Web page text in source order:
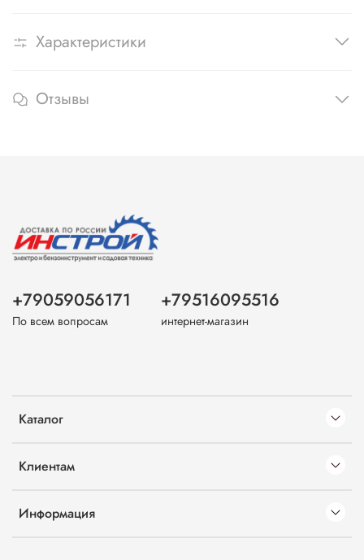
Характеристики
Отзывы
Каталог
Клиентам
Информация
+79059056171
По всем вопросам
+79516095516
интернет-магазин